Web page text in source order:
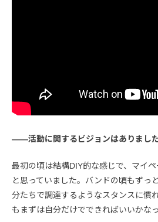
――活動に関するビジョンはありまし
最初の頃は結構DIY的な感じで、マイ
と思っていました。バンドの頃もずっ
分たちで調達するようなスタンスに慣
もまずは自分だけでできればいいかな